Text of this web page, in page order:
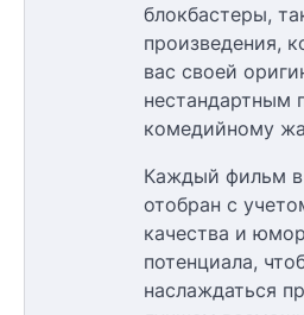
блокбастеры,
произведения,
вас своей
нестандартным
комедийному
Каждый фильм в
отобран с
качества и
потенциала,
наслаждаться